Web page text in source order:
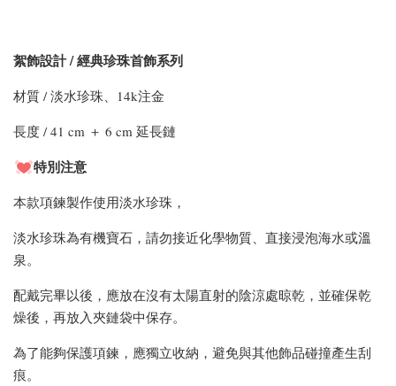
絮飾設計 / 經典珍珠首飾系列
材質 / 淡水珍珠、14k注金
長度 / 41 cm ＋ 6 cm 延長鏈
特別注意
本款項鍊製作使用淡水珍珠，
淡水珍珠為有機寶石，請勿接近化學物質、直接浸泡海水或溫
泉。
配戴完畢以後，應放在沒有太陽直射的陰涼處晾乾，並確保乾
燥後，再放入夾鏈袋中保存。
為了能夠保護項鍊，應獨立收納，避免與其他飾品碰撞產生刮
痕。